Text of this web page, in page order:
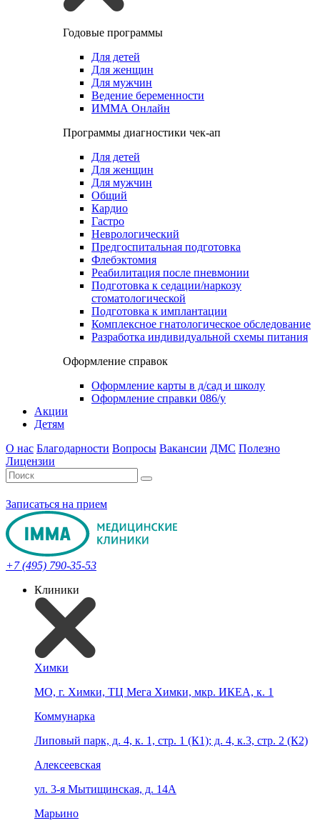
Годовые программы
Для детей
Для женщин
Для мужчин
Ведение беременности
ИММА Онлайн
Программы диагностики чек-ап
Для детей
Для женщин
Для мужчин
Общий
Кардио
Гастро
Неврологический
Предгоспитальная подготовка
Флебэктомия
Реабилитация после пневмонии
Подготовка к седации/наркозу
стоматологической
Подготовка к имплантации
Комплексное гнатологическое обследование
Разработка индивидуальной схемы питания
Оформление справок
Оформление карты в д/сад и школу
Оформление справки 086/у
Акции
Детям
О нас Благодарности Вопросы Вакансии ДМС Полезно
Лицензии
Записаться на прием
+7 (495) 790-35-53
Клиники
Химки
МО, г. Химки, ТЦ Мега Химки, мкр. ИКЕА, к. 1
Коммунарка
Липовый парк, д. 4, к. 1, стр. 1 (К1); д. 4, к.3, стр. 2 (К2)
Алексеевская
ул. 3-я Мытищинская, д. 14А
Марьино